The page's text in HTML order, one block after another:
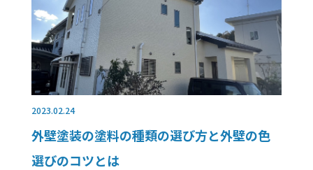
2023.02.24
外壁塗装の塗料の種類の選び方と外壁の色
選びのコツとは